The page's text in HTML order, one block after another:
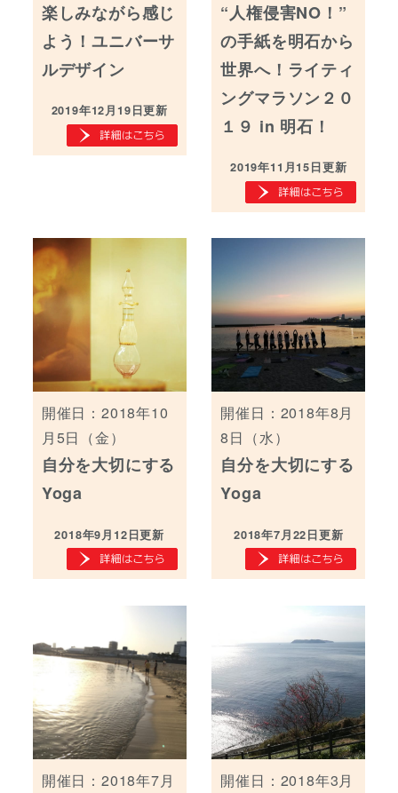
楽しみながら感じ
よう！ユニバーサ
ルデザイン
2019年12月19日更新
“人権侵害NO！”
の手紙を明石から
世界へ！ライティ
ングマラソン２０
１９ in 明石！
2019年11月15日更新
開催日：2018年10
月5日（金）
自分を大切にする
Yoga
2018年9月12日更新
開催日：2018年8月
8日（水）
自分を大切にする
Yoga
2018年7月22日更新
開催日：2018年7月
開催日：2018年3月